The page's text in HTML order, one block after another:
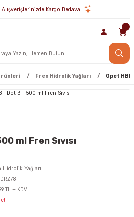
Kargo Bedava.
Fren Hidrolik Yağları Opet HBF
ml Fren Sıvısı
Hidrolik Yağları
TL + KDV